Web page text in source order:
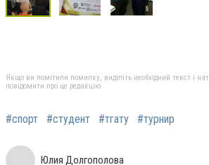
Якщо ви помітили помилку, виділіть необхідний текст і
повідомити про це редакцію
#спорт #студент #тгату #турнир
Юлия Долгополова